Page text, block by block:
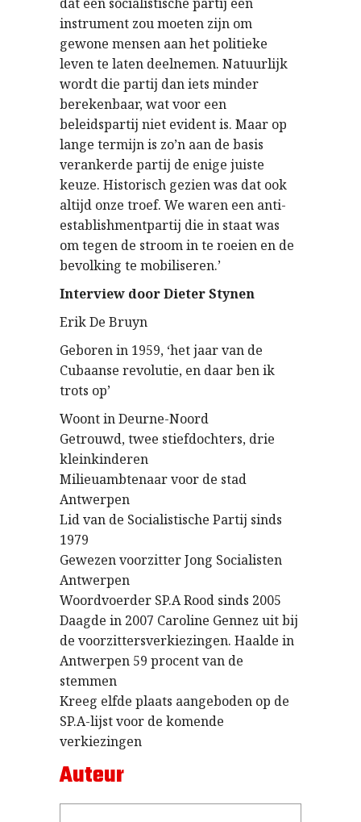
instrument zou moeten zijn om
gewone mensen aan het politieke
leven te laten deelnemen. Natuurlijk
wordt die partij dan iets minder
berekenbaar, wat voor een
beleidspartij niet evident is. Maar op
lange termijn is zo’n aan de basis
verankerde partij de enige juiste
keuze. Historisch gezien was dat ook
altijd onze troef. We waren een anti-
establishmentpartij die in staat was
om tegen de stroom in te roeien en de
bevolking te mobiliseren.’
Interview door Dieter Stynen
Erik De Bruyn
Geboren in 1959, ‘het jaar van de
Cubaanse revolutie, en daar ben ik
trots op’
Woont in Deurne-Noord
Getrouwd, twee stiefdochters, drie
kleinkinderen
Milieuambtenaar voor de stad
Antwerpen
Lid van de Socialistische Partij sinds
1979
Gewezen voorzitter Jong Socialisten
Antwerpen
Woordvoerder SP.A Rood sinds 2005
Daagde in 2007 Caroline Gennez uit bij
de voorzittersverkiezingen. Haalde in
Antwerpen 59 procent van de
stemmen
Kreeg elfde plaats aangeboden op de
SP.A-lijst voor de komende
verkiezingen
Auteur